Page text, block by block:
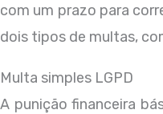
com um prazo para
dois tipos de multas,
Multa simples LGPD
A punição financeira